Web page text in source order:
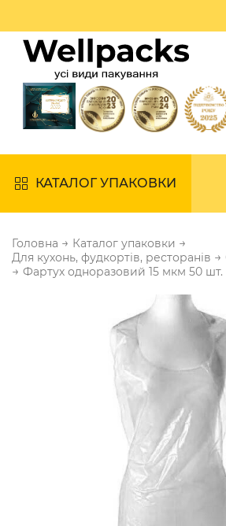
КАТАЛОГ УПАКОВКИ
Головна → Каталог упаковки →
Для кухонь, фудкортів, ресторанів →
→ Фартух одноразовий 15 мкм 50 шт.